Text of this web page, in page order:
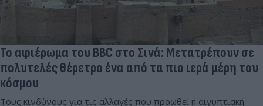
Το αφιέρωμα του BBC στο Σινά: Μετατρέπουν σε
πολυτελές θέρετρο ένα από τα πιο ιερά μέρη του
κόσμου
Τους κινδύνους για τις αλλαγές που προωθεί η αιγυπτιακή